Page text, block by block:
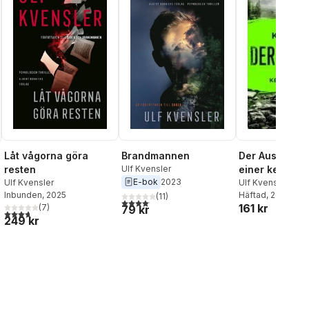
röster:
Låt vågorna göra
resten
Ulf Kvensler
Inbunden, 2025
3,7utav 5 stjärnor. Totalt antal röster:
(7)
249 kr
Brandmannen
Ulf Kvensler
E-bok 2023
4,1utav 5 stjärnor. Totalt antal röster:
(11)
79 kr
Der Ausflug -
einer kehrt
Ulf Kvensler
Häftad, 2025
161 kr